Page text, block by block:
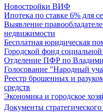
Новостройки ВИФ
Ипотека по ставке 6% для
Выявление
недвижимости
Бесплатная юридическая
Городской фонд
Отделение ПФР по
Голосование "Народный
Реестр брошенных и
средств
Экономика и городское
Документы